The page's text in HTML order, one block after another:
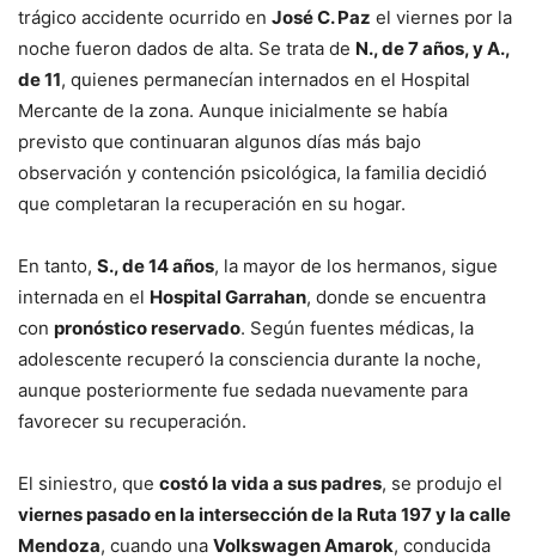
trágico accidente ocurrido en José C. Paz el viernes por la
noche fueron dados de alta. Se trata de N., de 7 años, y A.,
de 11, quienes permanecían internados en el Hospital
Mercante de la zona. Aunque inicialmente se había
previsto que continuaran algunos días más bajo
observación y contención psicológica, la familia decidió
que completaran la recuperación en su hogar.
En tanto, S., de 14 años, la mayor de los hermanos, sigue
internada en el Hospital Garrahan, donde se encuentra
con pronóstico reservado. Según fuentes médicas, la
adolescente recuperó la consciencia durante la noche,
aunque posteriormente fue sedada nuevamente para
favorecer su recuperación.
El siniestro, que costó la vida a sus padres, se produjo el
viernes pasado en la intersección de la Ruta 197 y la calle
Mendoza, cuando una Volkswagen Amarok, conducida